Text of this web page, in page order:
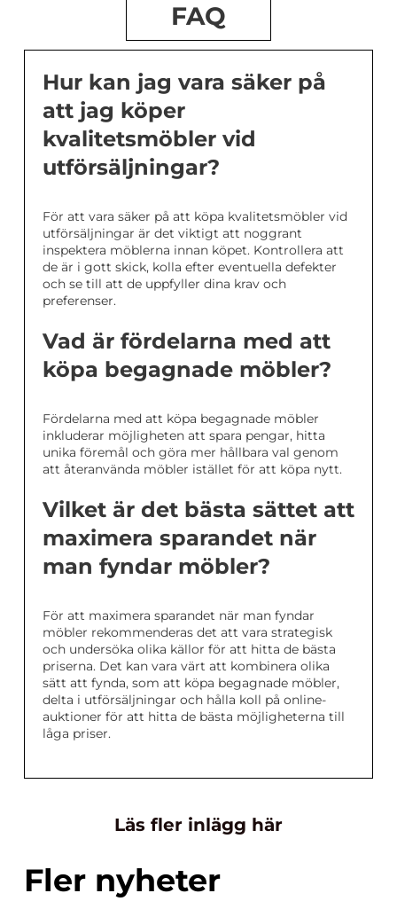
FAQ
Hur kan jag vara säker på
att jag köper
kvalitetsmöbler vid
utförsäljningar?
För att vara säker på att köpa kvalitetsmöbler vid
utförsäljningar är det viktigt att noggrant
inspektera möblerna innan köpet. Kontrollera att
de är i gott skick, kolla efter eventuella defekter
och se till att de uppfyller dina krav och
preferenser.
Vad är fördelarna med att
köpa begagnade möbler?
Fördelarna med att köpa begagnade möbler
inkluderar möjligheten att spara pengar, hitta
unika föremål och göra mer hållbara val genom
att återanvända möbler istället för att köpa nytt.
Vilket är det bästa sättet att
maximera sparandet när
man fyndar möbler?
För att maximera sparandet när man fyndar
möbler rekommenderas det att vara strategisk
och undersöka olika källor för att hitta de bästa
priserna. Det kan vara värt att kombinera olika
sätt att fynda, som att köpa begagnade möbler,
delta i utförsäljningar och hålla koll på online-
auktioner för att hitta de bästa möjligheterna till
låga priser.
Läs fler inlägg här
Fler nyheter